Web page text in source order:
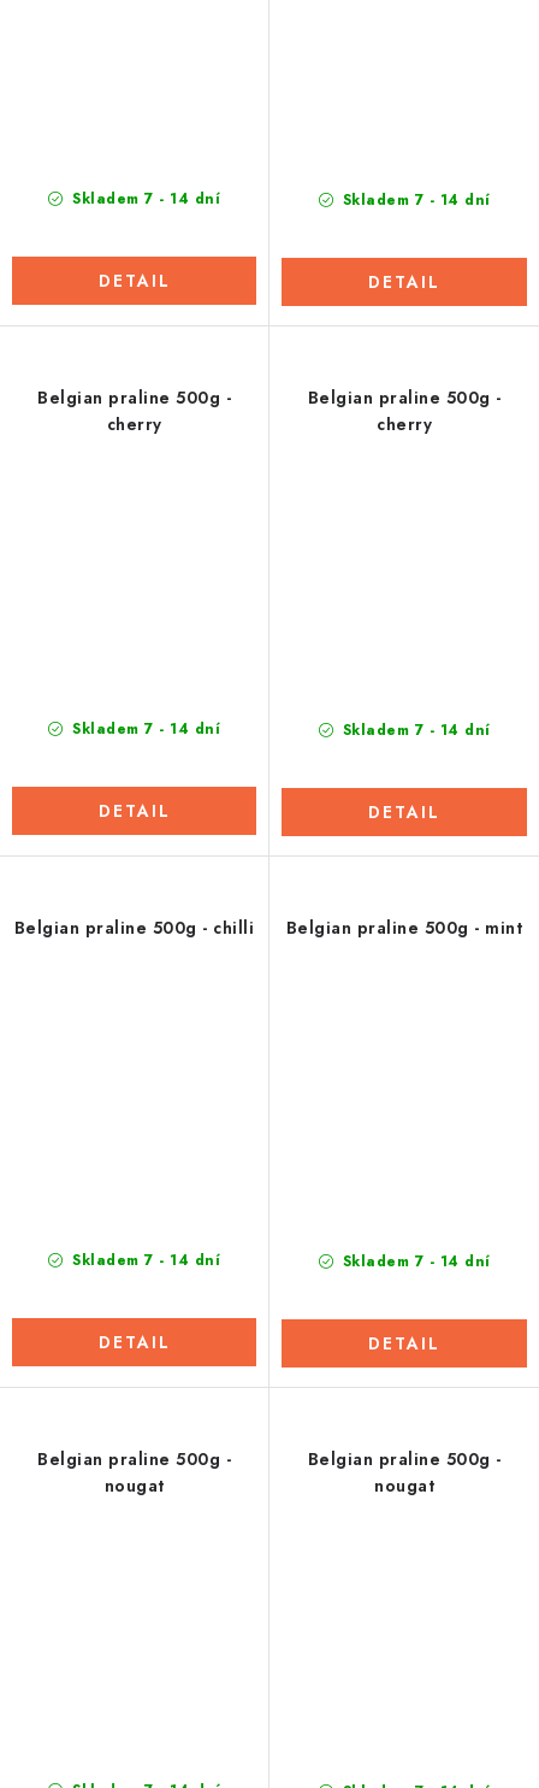
Skladem 7 - 14 dní
DETAIL
Skladem 7 - 14 dní
DETAIL
Belgian praline 500g -
cherry
Skladem 7 - 14 dní
DETAIL
Belgian praline 500g -
cherry
Skladem 7 - 14 dní
DETAIL
Belgian praline 500g - chilli
Skladem 7 - 14 dní
DETAIL
Belgian praline 500g - mint
Skladem 7 - 14 dní
DETAIL
Belgian praline 500g -
nougat
Belgian praline 500g -
nougat